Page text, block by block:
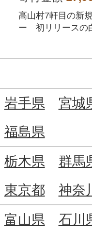
高山村7軒目の新
ー 初リリースの
岩手県
宮城
福島県
栃木県
群馬
東京都 神奈
富山県
石川